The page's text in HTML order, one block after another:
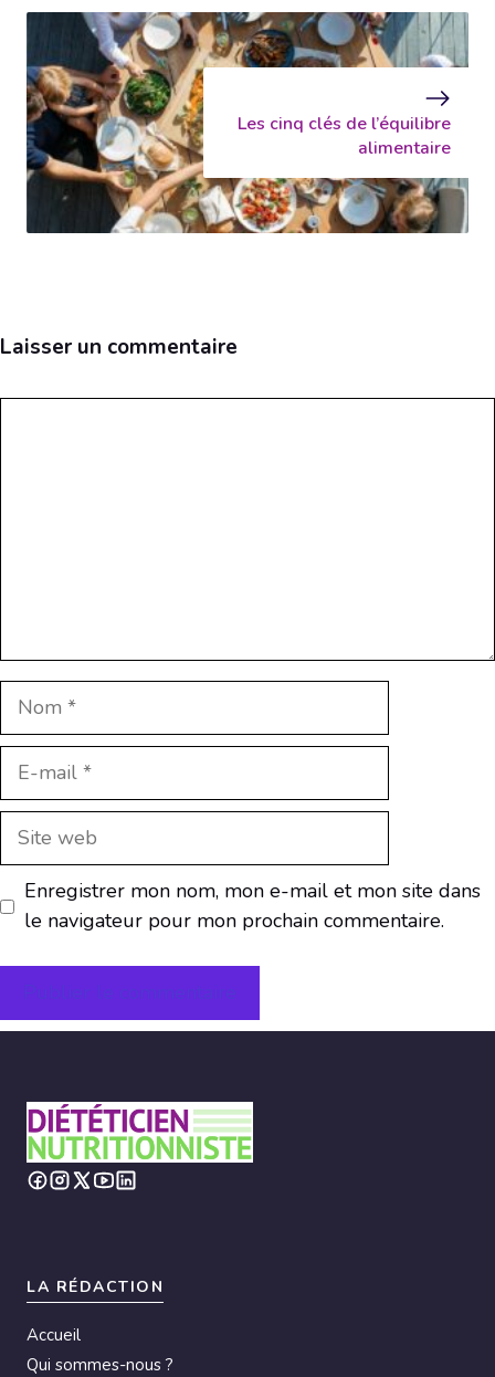
Les cinq clés de l’équilibre
alimentaire
Laisser un commentaire
Nom
E-
Site
Enregistrer mon nom, mon e-mail et mon site dans
le navigateur pour mon prochain commentaire.
LA RÉDACTION
Accueil
Qui sommes-nous ?